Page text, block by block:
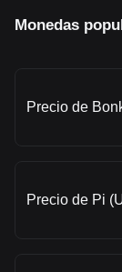
Monedas
Precio de
Precio de Pi